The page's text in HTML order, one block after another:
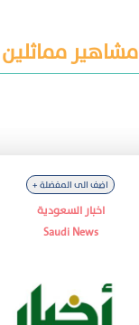
مشاهير مماثلين
+ اضف الى المفضلة
اخبار السعودية
Saudi News